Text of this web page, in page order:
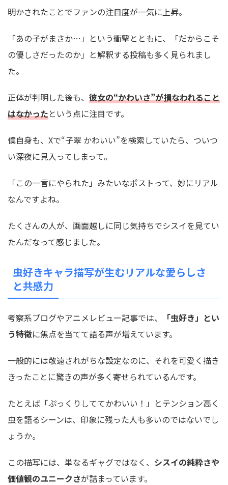
明かされたことでファンの注目度が一気に上昇。
「あの子がまさか…」という衝撃とともに、「だからこそ
の優しさだったのか」と解釈する投稿も多く見られまし
た。
正体が判明した後も、 彼女の“かわいさ”が損なわれること
はなかったという点に注目です。
僕自身も、Xで“子翠 かわいい”を検索していたら、ついつ
い深夜に見入ってしまって。
「この一言にやられた」みたいなポストって、妙にリアル
なんですよね。
たくさんの人が、画面越しに同じ気持ちでシスイを見てい
たんだなって感じました。
虫好きキャラ描写が生むリアルな愛らしさ
と共感力
考察系ブログやアニメレビュー記事では、
「虫好き」とい
う特徴に焦点を当てて語る声が増えています。
一般的には敬遠されがちな設定なのに、それを可愛く描き
きったことに驚きの声が多く寄せられているんです。
たとえば「ぷっくりしててかわいい！」とテンション高く
虫を語るシーンは、印象に残った人も多いのではないでし
ょうか。
この描写には、単なるギャグではなく、 シスイの純粋さや
価値観のユニークさが詰まっています。